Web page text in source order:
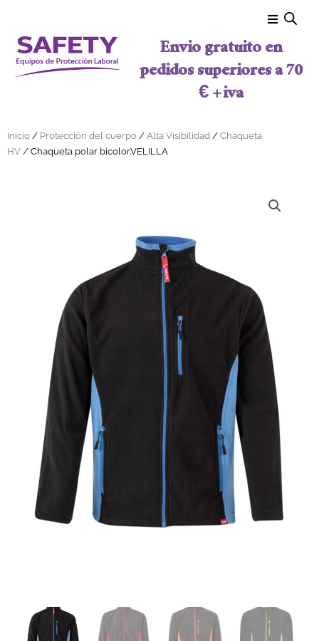
Envio gratuito en
pedidos superiores a 70
€ + iva
Inicio / Protección del cuerpo / Alta Visibilidad / Chaqueta
HV / Chaqueta polar bicolor.VELILLA